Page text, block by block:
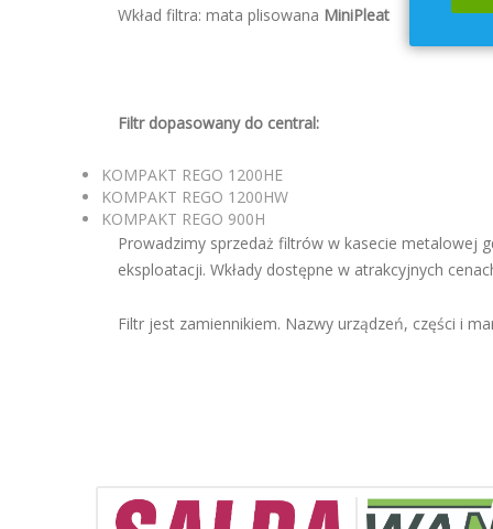
Wkład filtra: mata plisowana MiniPleat
Filtr dopasowany do central:
KOMPAKT REGO 1200HE
KOMPAKT REGO 1200HW
KOMPAKT REGO 900H
Prowadzimy sprzedaż filtrów w kasecie metalowej
eksploatacji. Wkłady dostępne w atrakcyjnych
Filtr jest zamiennikiem. Nazwy urządzeń, części i